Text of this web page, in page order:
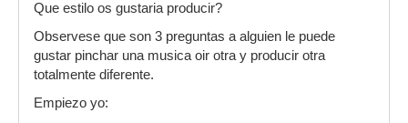
Que estilo os gustaria producir?
Observese que son 3 preguntas a alguien le puede
gustar pinchar una musica oir otra y producir otra
totalmente diferente.
Empiezo yo: